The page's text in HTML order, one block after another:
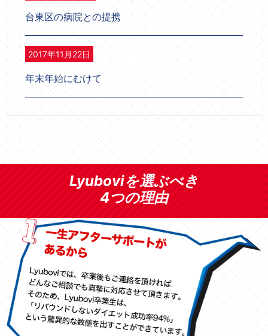
台東区の病院との提携
2017年11月22日
年末年始にむけて
Lyuboviを選ぶべき
4つの理由